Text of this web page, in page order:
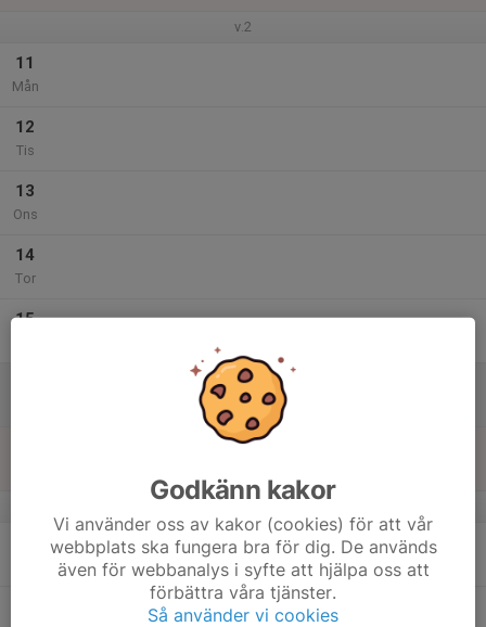
v.2
11
Mån
12
Tis
13
Ons
14
Tor
15
Godkänn kakor
Vi använder oss av kakor (cookies) för att vår
webbplats ska fungera bra för dig. De används
även för webbanalys i syfte att hjälpa oss att
förbättra våra tjänster.
Så använder vi cookies